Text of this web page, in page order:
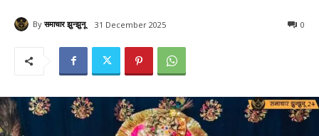
By समाचार झुन्झुनू 31 December 2025 0